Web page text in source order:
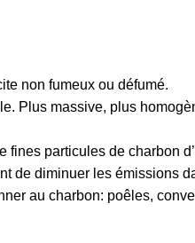
non fumeux ou défumé.
Plus massive, plus
fines particules de
de diminuer les émissions
au charbon: poêles,